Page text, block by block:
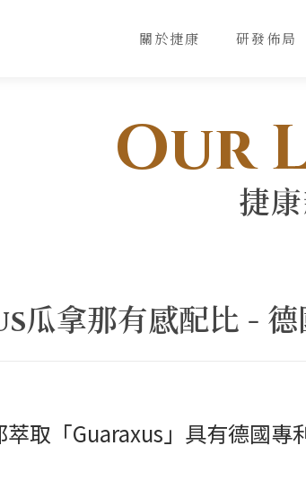
關於捷康 研發佈局
Our
捷
拿那有感配比 - 德
取「Guaraxus」具有德國